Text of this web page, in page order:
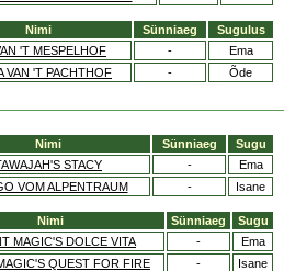
Nimi Sünniaeg
Sugulus
'T MESPELHOF -
Ema
VAN 'T PACHTHOF - Õde
Nimi Sünniaeg
Sugu
STACY -
Ema
VOM ALPENTRAUM - Isane
Nimi Sünniaeg
Sugu
MAGIC'S DOLCE VITA -
Ema
QUEST FOR FIRE -
Isane